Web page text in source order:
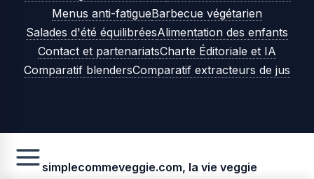
Menus anti-fatigueBarbecue végétarien
Salades d'été équilibréesAlimentation des enfants
Contact et partenariatsCharte Éditoriale et IA
Comparatif blendersComparatif extracteurs de jus
simplecommeveggie.com, la vie veggie